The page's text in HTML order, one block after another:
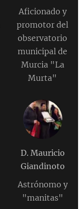
Aficionado y
promotor del
observatorio
municipal de
Murcia "La
Murta"
D. Mauricio
Giandinoto
Astrónomo y
"manitas"